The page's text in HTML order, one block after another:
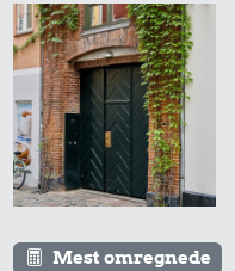
Mest omregnede